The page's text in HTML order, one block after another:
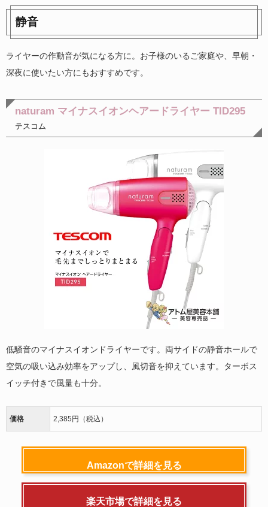
静音
ライヤーの作動音が気になる方に。お子様のいるご家庭や、早朝・
深夜に使いたい方にもおすすめです。
naturam マイナスイオンヘアードライヤー TID295
テスコム
低騒音のマイナスイオンドライヤーです。両サイドの静音ホールで
空気の吸い込み効率をアップし、風切音を抑えています。ターボス
イッチ付きで風量も十分。
価格 2,385円（税込）
Amazonで詳細を見る
楽天市場で詳細を見る